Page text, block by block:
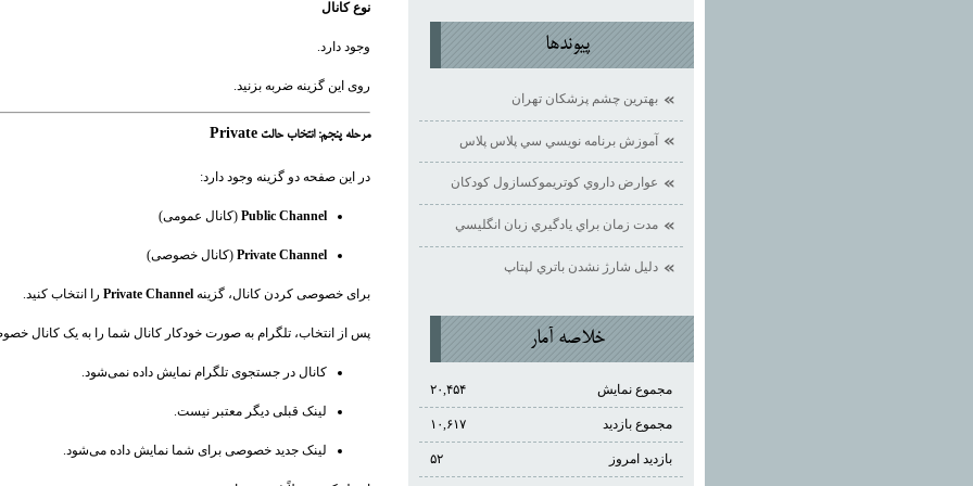
نوع کانال
وجود دارد.
روی این گزینه ضربه بزنید.
مرحله پنجم: انتخاب حالت Private
در این صفحه دو گزینه وجود دارد:
Public Channel (کانال عمومی)
Private Channel (کانال خصوصی)
برای خصوصی کردن کانال، گزینهPrivate Channel را انتخاب کنید.
پس از انتخاب، تلگرام به صورت خودکار کانال شما را به یک کانال
کانال در جستجوی تلگرام نمایش داده نمی‌شود.
لینک قبلی دیگر معتبر نیست.
لینک جدید خصوصی برای شما نمایش داده می‌شود.
پيوندها
بهترين چشم پزشكان تهران
آموزش برنامه نويسي سي پلاس پلاس
عوارض داروي كوتريموكسازول كودكان
مدت زمان براي يادگيري زبان انگليسي
دليل شارژ نشدن باتري لپتاپ
خلاصه آمار
مجموع نمایش‌ ۲۰,۴۵۴
مجموع بازدید ۱۰,۶۱۷
بازدید امروز ۵۲